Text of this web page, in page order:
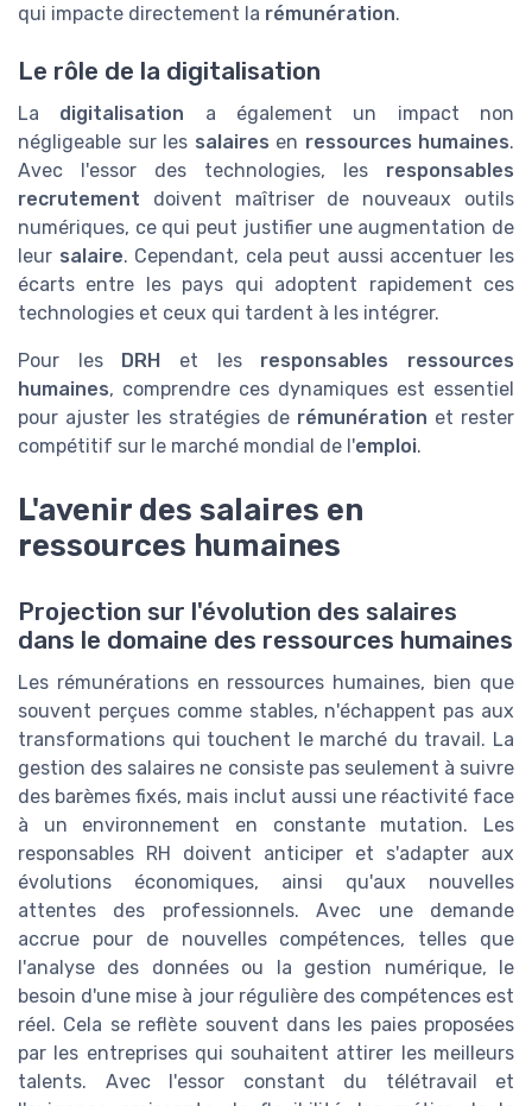
qui impacte directement la rémunération.
Le rôle de la digitalisation
La digitalisation a également un impact non
négligeable sur les salaires en ressources humaines.
Avec l'essor des technologies, les responsables
recrutement doivent maîtriser de nouveaux outils
numériques, ce qui peut justifier une augmentation de
leur salaire. Cependant, cela peut aussi accentuer les
écarts entre les pays qui adoptent rapidement ces
technologies et ceux qui tardent à les intégrer.
Pour les DRH et les responsables ressources
humaines, comprendre ces dynamiques est essentiel
pour ajuster les stratégies de rémunération et rester
compétitif sur le marché mondial de l'emploi.
L'avenir des salaires en
ressources humaines
Projection sur l'évolution des salaires
dans le domaine des ressources humaines
Les rémunérations en ressources humaines, bien que
souvent perçues comme stables, n'échappent pas aux
transformations qui touchent le marché du travail. La
gestion des salaires ne consiste pas seulement à suivre
des barèmes fixés, mais inclut aussi une réactivité face
à un environnement en constante mutation. Les
responsables RH doivent anticiper et s'adapter aux
évolutions économiques, ainsi qu'aux nouvelles
attentes des professionnels. Avec une demande
accrue pour de nouvelles compétences, telles que
l'analyse des données ou la gestion numérique, le
besoin d'une mise à jour régulière des compétences est
réel. Cela se reflète souvent dans les paies proposées
par les entreprises qui souhaitent attirer les meilleurs
talents. Avec l'essor constant du télétravail et